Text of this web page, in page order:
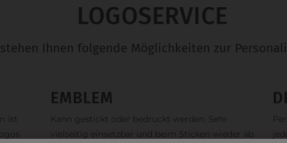
LOGOSERVICE
Ihnen folgende Möglichkeiten zur
ist
EMBLEM
Kann gestickt oder bedruckt werden. Sehr
vielseitig einsetzbar und beim Sticken wieder ab